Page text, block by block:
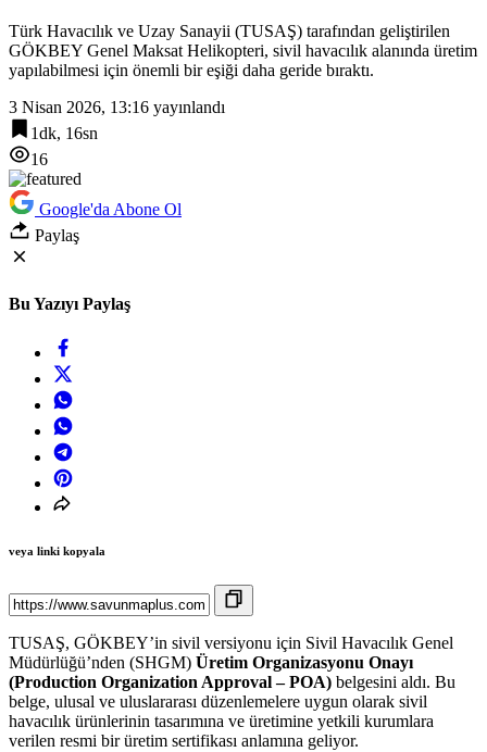
Türk Havacılık ve Uzay Sanayii (TUSAŞ) tarafından geliştirilen
GÖKBEY Genel Maksat Helikopteri, sivil havacılık alanında üretim
yapılabilmesi için önemli bir eşiği daha geride bıraktı.
3 Nisan 2026, 13:16 yayınlandı
1dk, 16sn
16
Google'da Abone Ol
Paylaş
Bu Yazıyı Paylaş
veya linki kopyala
TUSAŞ, GÖKBEY’in sivil versiyonu için Sivil Havacılık Genel
Müdürlüğü’nden (SHGM) Üretim Organizasyonu Onayı
(Production Organization Approval – POA) belgesini aldı. Bu
belge, ulusal ve uluslararası düzenlemelere uygun olarak sivil
havacılık ürünlerinin tasarımına ve üretimine yetkili kurumlara
verilen resmi bir üretim sertifikası anlamına geliyor.